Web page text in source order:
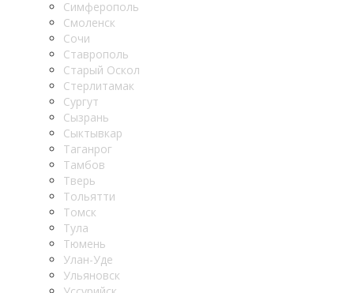
Симферополь
Смоленск
Сочи
Ставрополь
Старый Оскол
Стерлитамак
Сургут
Сызрань
Сыктывкар
Таганрог
Тамбов
Тверь
Тольятти
Томск
Тула
Тюмень
Улан-Уде
Ульяновск